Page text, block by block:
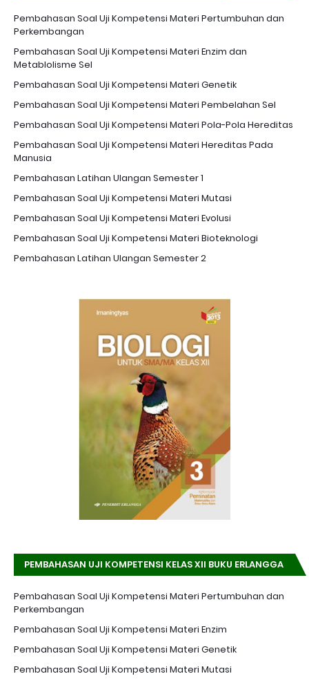
Pembahasan Soal Uji Kompetensi Materi Pertumbuhan dan
Perkembangan
Pembahasan Soal Uji Kompetensi Materi Enzim dan
Metablolisme Sel
Pembahasan Soal Uji Kompetensi Materi Genetik
Pembahasan Soal Uji Kompetensi Materi Pembelahan Sel
Pembahasan Soal Uji Kompetensi Materi Pola-Pola Hereditas
Pembahasan Soal Uji Kompetensi Materi Hereditas Pada
Manusia
Pembahasan Latihan Ulangan Semester 1
Pembahasan Soal Uji Kompetensi Materi Mutasi
Pembahasan Soal Uji Kompetensi Materi Evolusi
Pembahasan Soal Uji Kompetensi Materi Bioteknologi
Pembahasan Latihan Ulangan Semester 2
PEMBAHASAN UJI KOMPETENSI KELAS XII BUKU ERLANGGA
Pembahasan Soal Uji Kompetensi Materi Pertumbuhan dan
Perkembangan
Pembahasan Soal Uji Kompetensi Materi Enzim
Pembahasan Soal Uji Kompetensi Materi Genetik
Pembahasan Soal Uji Kompetensi Materi Mutasi